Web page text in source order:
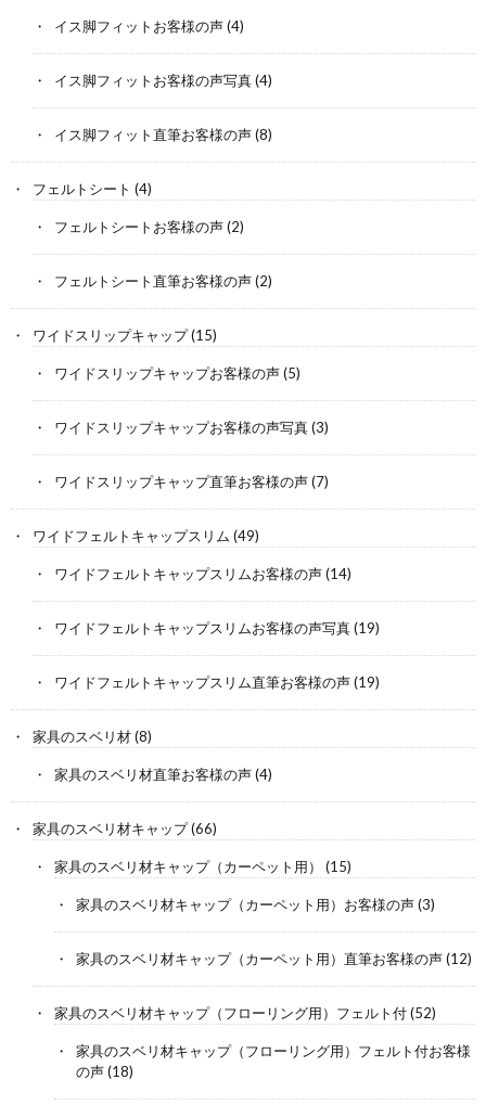
イス脚フィットお客様の声(4)
イス脚フィットお客様の声写真(4)
イス脚フィット直筆お客様の声(8)
フェルトシート (4)
フェルトシートお客様の声(2)
フェルトシート直筆お客様の声(2)
ワイドスリップキャップ(15)
ワイドスリップキャップお客様の声(5)
ワイドスリップキャップお客様の声写真(3)
ワイドスリップキャップ直筆お客様の声(7)
ワイドフェルトキャップスリム (49)
ワイドフェルトキャップスリムお客様の声(14)
ワイドフェルトキャップスリムお客様の声写真(19)
ワイドフェルトキャップスリム直筆お客様の声(19)
家具のスベリ材(8)
家具のスベリ材直筆お客様の声(4)
家具のスベリ材キャップ(66)
家具のスベリ材キャップ（カーペット用） (15)
家具のスベリ材キャップ（カーペット用）お客様の声(3)
家具のスベリ材キャップ（カーペット用）直筆お客様の声(12)
家具のスベリ材キャップ（フローリング用）フェルト付(52)
家具のスベリ材キャップ（フローリング用）フェルト付お客様
の声(18)